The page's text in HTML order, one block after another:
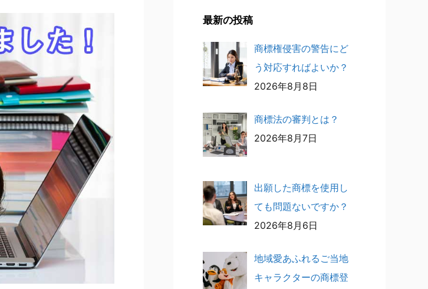
最新の投稿
商標権侵害の警告にど
う対応すればよいか？
2026年8月8日
商標法の審判とは？
2026年8月7日
出願した商標を使用し
ても問題ないですか？
2026年8月6日
地域愛あふれるご当地
キャラクターの商標登